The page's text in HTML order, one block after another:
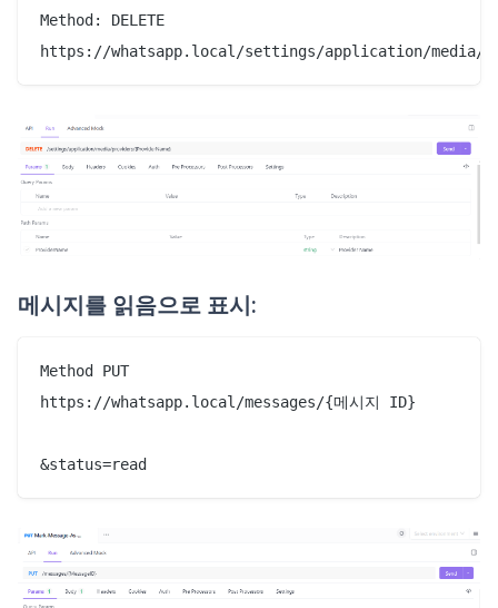
Method: DELETE
메시지를 읽음으로 표시:
Method PUT
https://whatsapp.local/messages/{메시지 ID}
&status=read